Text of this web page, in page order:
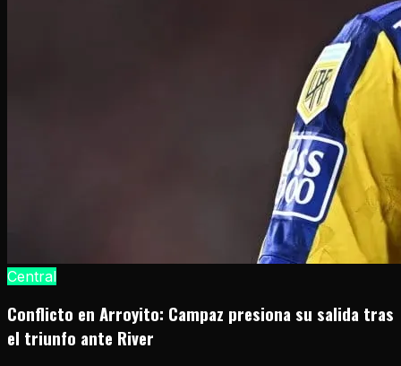
Central
Conflicto en Arroyito: Campaz presiona su salida tras
el triunfo ante River